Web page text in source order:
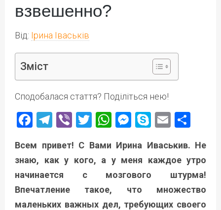
взвешенно?
Від: Ірина Іваськів
Зміст
Сподобалася стаття? Поділіться нею!
Facebook
Telegram
ViberTwitter
WhatsApp
Messenger
Skype
Email
Всем привет! С Вами Ирина Иваськив. Не
знаю, как у кого, а у меня каждое утро
начинается с мозгового штурма!
Впечатление такое, что множество
маленьких важных дел, требующих своего